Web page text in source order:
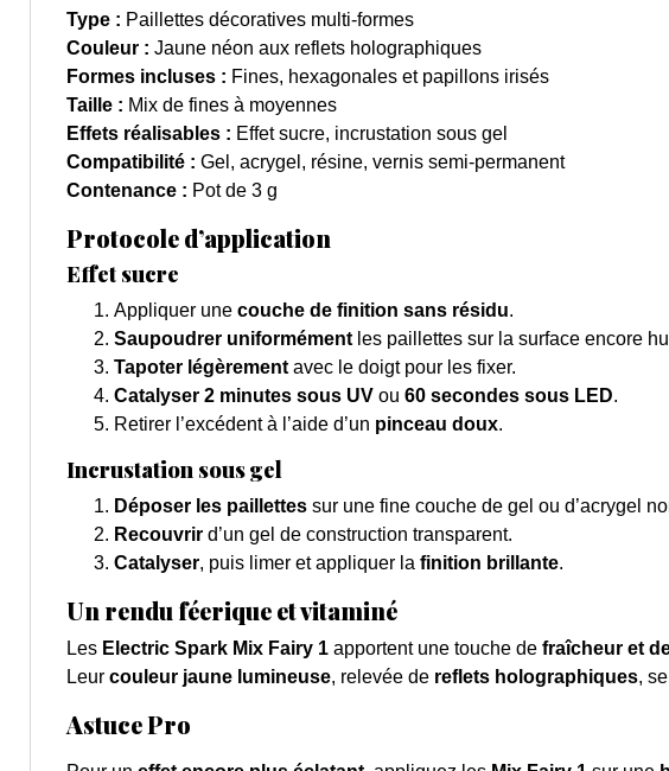
Type : Paillettes décoratives multi-formes
Couleur : Jaune néon aux reflets holographiques
Formes incluses : Fines, hexagonales et papillons irisés
Taille : Mix de fines à moyennes
Effets réalisables : Effet sucre, incrustation sous gel
Compatibilité : Gel, acrygel, résine, vernis semi-permanent
Contenance : Pot de 3 g
Protocole d’application
Effet sucre
Appliquer une couche de finition sans résidu.
Saupoudrer uniformémentles paillettes sur la surface encore
Tapoter légèrementavec le doigt pour les fixer.
Catalyser 2 minutes sous UV ou 60 secondes sous LED.
Retirer l’excédent à l’aide d’un pinceau doux.
Incrustation sous gel
Déposer les paillettes sur une fine couche de gel ou d’acrygel
Recouvrir d’un gel de construction transparent.
Catalyser, puis limer et appliquer la finition brillante.
Un rendu féerique et vitaminé
Les Electric Spark Mix Fairy 1 apportent une touche de fraîcheur et
Leur couleur jaune lumineuse, relevée de reflets holographiques,
Astuce Pro